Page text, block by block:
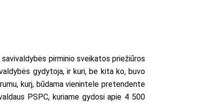
pirminio sveikatos priežiūros
gydytoja, ir kuri, be kita ko, buvo
kurį, būdama vienintele pretendente
PSPC, kuriame gydosi apie 4 500